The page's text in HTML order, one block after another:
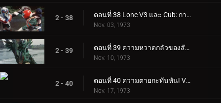
2 - 38 ตอนที่ 38 Lone V3 และ Cub: การดิ่งพสุธาถึงตาย
Nov. 03, 1973
2 - 39 ตอนที่ 39 ความหวาดกลัวของสัตว์กินเนื้อ Plantaingan!!
Nov. 10, 1973
2 - 40 ตอนที่ 40 ความตายกะทันหัน! V3 มัคคิก!!
Nov. 17, 1973